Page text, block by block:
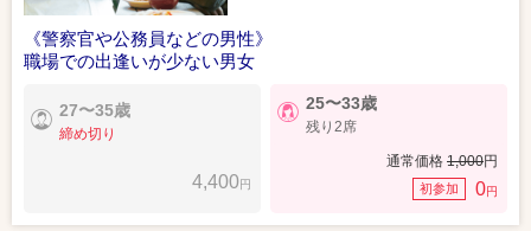
《警察官や公務員などの男性》
職場での出逢いが少ない男女
27〜35歳
締め切り
4,400円
25〜33歳
残り2席
通常価格 1,000円
初参加 0円